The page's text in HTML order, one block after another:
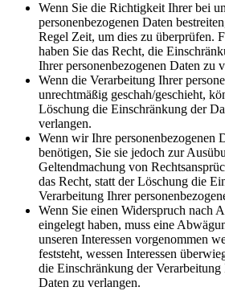
Wenn Sie die Richtigkeit Ihrer bei
personenbezogenen Daten
Regel Zeit, um dies zu überprüfen.
haben Sie das Recht, die
Ihrer personenbezogenen Daten zu
Wenn die Verarbeitung Ihrer
unrechtmäßig geschah/geschieht,
Löschung die Einschränkung der
verlangen.
Wenn wir Ihre personenbezogenen
benötigen, Sie sie jedoch zur
Geltendmachung von
das Recht, statt der Löschung die
Verarbeitung Ihrer
Wenn Sie einen Widerspruch nach
eingelegt haben, muss eine
unseren Interessen vorgenommen
feststeht, wessen Interessen
die Einschränkung der Verarbeitung
Daten zu verlangen.